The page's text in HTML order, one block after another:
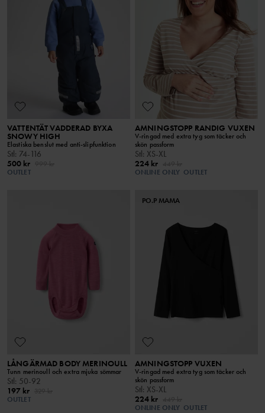
VATTENTÄT VADDERAD BYXA
SNOWY HIGH
Elastiska benslut med anti-slipfunktion
Stl : 74-116
500 kr
OUTLET
AMNINGSTOPP RANDIG VUXEN
V-ringad med extra tyg som täcker och
skön passform
Stl : XS-XL
224 kr
ONLINE ONLY OUTLET
LÅNGÄRMAD BODY MERINOULL
Tunn merinoull och extra mjuka sömmar
Stl: 50-92
197 kr
OUTLET
PO.P MAMA
AMNINGSTOPP VUXEN
V-ringad med extra tyg som täcker och
skön passform
Stl: XS-XL
224 kr
ONLINE ONLY OUTLET